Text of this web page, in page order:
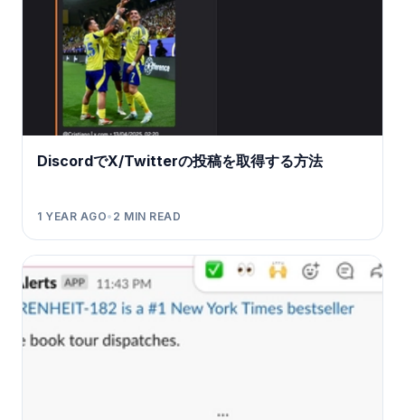
DiscordでX/Twitterの投稿を取得する方法
1 YEAR AGO• 2 MIN READ